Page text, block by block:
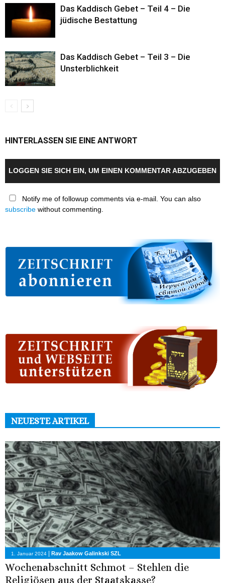
Das Kaddisch Gebet – Teil 4 – Die
jüdische Bestattung
Das Kaddisch Gebet – Teil 3 – Die
Unsterblichkeit
HINTERLASSEN SIE EINE ANTWORT
LOGGEN SIE SICH EIN, UM EINEN KOMMENTAR ABZUGEBEN
Notify me of followup comments via e-mail. You can also
subscribe without commenting.
NEUESTE ARTIKEL
1. Januar 2024 Rav Jaakow Galinkski SZL
Wochenabschnitt Schmot – Stehlen die
Religiösen aus der Staatskasse?